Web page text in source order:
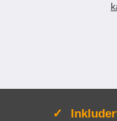
Aktiv: